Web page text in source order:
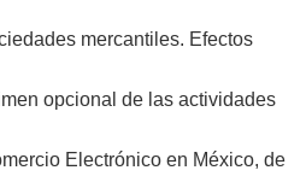
mercantiles. Efectos
opcional de las actividades
Electrónico en México, de